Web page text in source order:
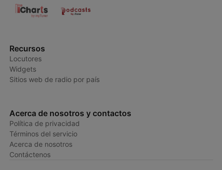
Recursos
Locutores
Widgets
Sitios web de radio por país
Acerca de nosotros y contactos
Política de privacidad
Términos del servicio
Acerca de nosotros
Contáctenos